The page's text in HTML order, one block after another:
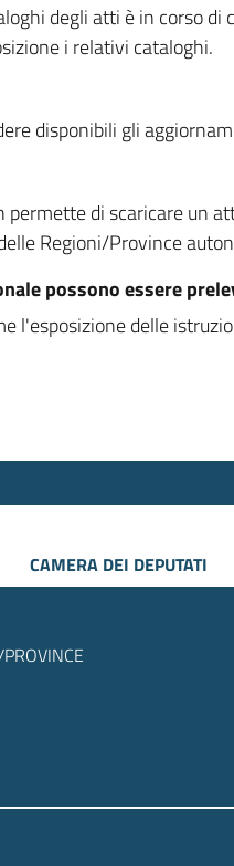
degli atti è in corso
i relativi cataloghi.
disponibili gli
di scaricare un
Regioni/Province
possono essere
l'esposizione delle
CAMERA DEI DEPUTATI